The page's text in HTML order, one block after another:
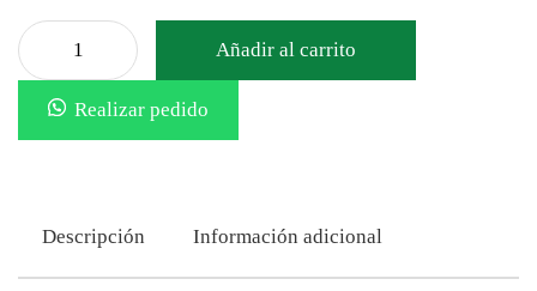
Añadir al carrito
Realizar pedido
Descripción Información adicional